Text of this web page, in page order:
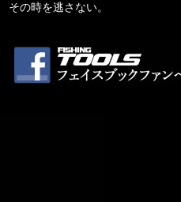
その時を逃さない。